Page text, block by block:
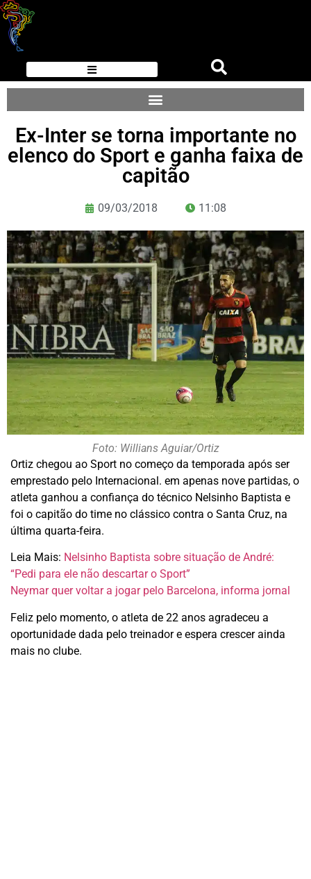
Ex-Inter se torna importante no
elenco do Sport e ganha faixa de
capitão
09/03/2018 11:08
Foto: Willians Aguiar/Ortiz
Ortiz chegou ao Sport no começo da temporada após ser
emprestado pelo Internacional. em apenas nove partidas, o
atleta ganhou a confiança do técnico Nelsinho Baptista e
foi o capitão do time no clássico contra o Santa Cruz, na
última quarta-feira.
Leia Mais: Nelsinho Baptista sobre situação de André:
“Pedi para ele não descartar o Sport”
Neymar quer voltar a jogar pelo Barcelona, informa jornal
Feliz pelo momento, o atleta de 22 anos agradeceu a
oportunidade dada pelo treinador e espera crescer ainda
mais no clube.